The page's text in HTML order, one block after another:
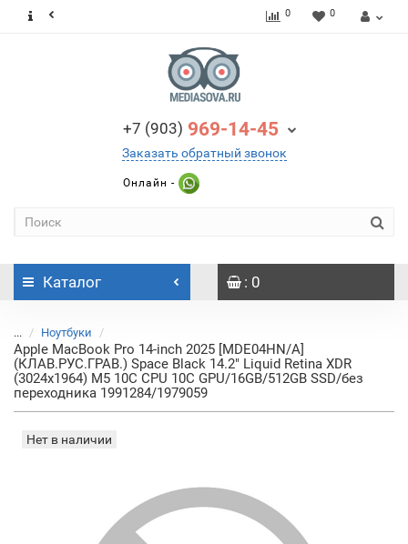
0 0
+7 (903) 969-14-45
Заказать обратный звонок
Онлайн -
Каталог : 0
... Ноутбуки
Apple MacBook Pro 14-inch 2025 [MDE04HN/A]
(КЛАВ.РУС.ГРАВ.) Space Black 14.2" Liquid Retina XDR
(3024x1964) M5 10C CPU 10C GPU/16GB/512GB SSD/без
переходника 1991284/1979059
Нет в наличии